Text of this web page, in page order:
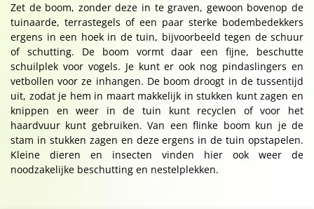
Zet de boom, zonder deze in te graven, gewoon bovenop de
tuinaarde, terrastegels of een paar sterke bodembedekkers
ergens in een hoek in de tuin, bijvoorbeeld tegen de schuur
of schutting. De boom vormt daar een fijne, beschutte
schuilplek voor vogels. Je kunt er ook nog pindaslingers en
vetbollen voor ze inhangen. De boom droogt in de tussentijd
uit, zodat je hem in maart makkelijk in stukken kunt zagen en
knippen en weer in de tuin kunt recyclen of voor het
haardvuur kunt gebruiken. Van een flinke boom kun je de
stam in stukken zagen en deze ergens in de tuin opstapelen.
Kleine dieren en insecten vinden hier ook weer de
noodzakelijke beschutting en nestelplekken.